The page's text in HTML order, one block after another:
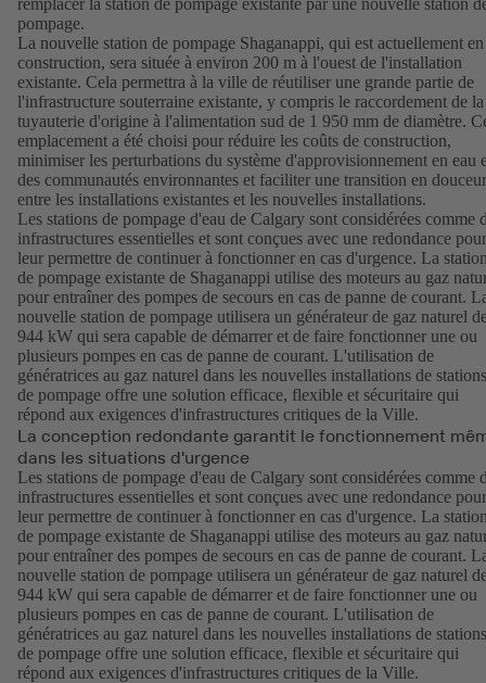
pompage.
La nouvelle station de pompage Shaganappi, qui est actuellement en
construction, sera située à environ 200 m à l'ouest de l'installation
existante. Cela permettra à la ville de réutiliser une grande partie de
l'infrastructure souterraine existante, y compris le raccordement de la
tuyauterie d'origine à l'alimentation sud de 1 950 mm de diamètre.
emplacement a été choisi pour réduire les coûts de construction,
minimiser les perturbations du système d'approvisionnement en eau
des communautés environnantes et faciliter une transition en douceur
entre les installations existantes et les nouvelles installations.
Les stations de pompage d'eau de Calgary sont considérées comme
infrastructures essentielles et sont conçues avec une redondance pour
leur permettre de continuer à fonctionner en cas d'urgence. La
de pompage existante de Shaganappi utilise des moteurs au gaz
pour entraîner des pompes de secours en cas de panne de courant.
nouvelle station de pompage utilisera un générateur de gaz naturel
944 kW qui sera capable de démarrer et de faire fonctionner une ou
plusieurs pompes en cas de panne de courant. L'utilisation de
génératrices au gaz naturel dans les nouvelles installations de stations
de pompage offre une solution efficace, flexible et sécuritaire qui
répond aux exigences d'infrastructures critiques de la Ville.
La conception redondante garantit le fonctionnement
dans les situations d'urgence
Les stations de pompage d'eau de Calgary sont considérées comme
infrastructures essentielles et sont conçues avec une redondance pour
leur permettre de continuer à fonctionner en cas d'urgence. La
de pompage existante de Shaganappi utilise des moteurs au gaz
pour entraîner des pompes de secours en cas de panne de courant.
nouvelle station de pompage utilisera un générateur de gaz naturel
944 kW qui sera capable de démarrer et de faire fonctionner une ou
plusieurs pompes en cas de panne de courant. L'utilisation de
génératrices au gaz naturel dans les nouvelles installations de stations
de pompage offre une solution efficace, flexible et sécuritaire qui
répond aux exigences d'infrastructures critiques de la Ville.